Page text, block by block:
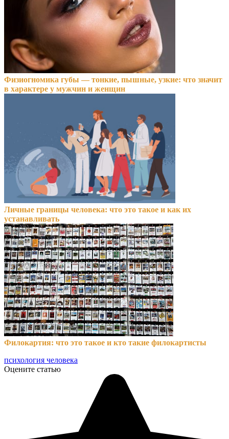
Физиогномика губы — тонкие, пышные, узкие: что значит
в характере у мужчин и женщин
Личные границы человека: что это такое и как их
устанавливать
Филокартия: что это такое и кто такие филокартисты
психология человека
Оцените статью